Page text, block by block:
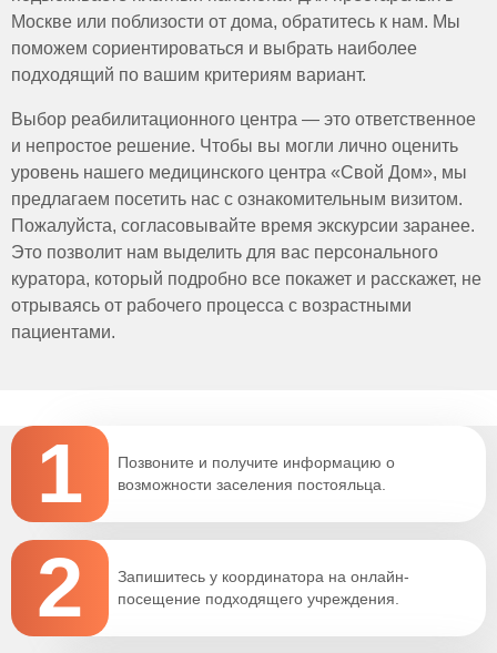
случае усиления боли.
общее физическое состояние.
При необходимости назначаются мягкие слабительные
или препараты для стимуляции перистальтики. Лекарства
подбираются индивидуально.
чтобы улучшить кровообращение и активизировать
Медицинский персонал контролирует состояние
пациента, чтобы своевременно выявить и устранить
любые проблемы с опорожнением.
Москве или поблизости от дома, обратитесь к нам. Мы
поможем сориентироваться и выбрать наиболее
подходящий по вашим критериям вариант.
Выбор реабилитационного центра — это ответственное
и непростое решение. Чтобы вы могли лично оценить
уровень нашего медицинского центра «Свой Дом», мы
предлагаем посетить нас с ознакомительным визитом.
Пожалуйста, согласовывайте время экскурсии заранее.
Это позволит нам выделить для вас персонального
куратора, который подробно все покажет и расскажет, не
отрываясь от рабочего процесса с возрастными
пациентами.
1
Позвоните и получите информацию о
возможности заселения постояльца.
2
Запишитесь у координатора на онлайн-
посещение подходящего учреждения.